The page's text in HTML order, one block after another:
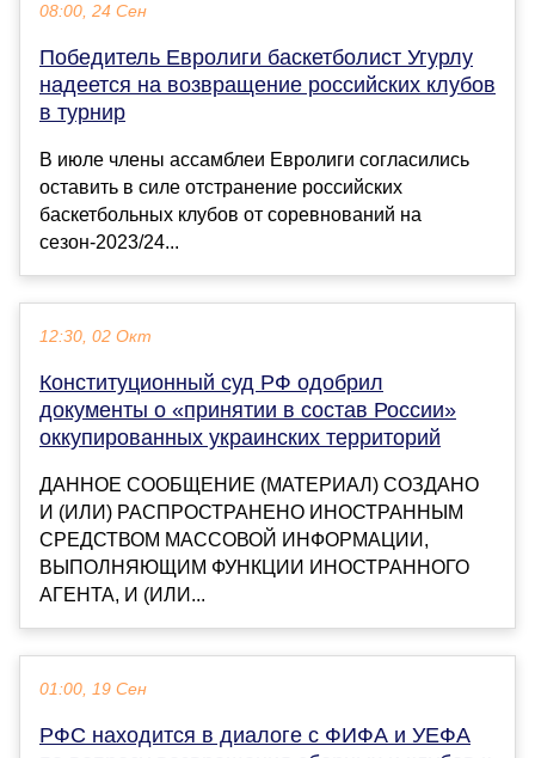
08:00, 24 Сен
Победитель Евролиги баскетболист Угурлу
надеется на возвращение российских клубов
в турнир
В июле члены ассамблеи Евролиги согласились
оставить в силе отстранение российских
баскетбольных клубов от соревнований на
сезон-2023/24...
12:30, 02 Окт
Конституционный суд РФ одобрил
документы о «принятии в состав России»
оккупированных украинских территорий
ДАННОЕ СООБЩЕНИЕ (МАТЕРИАЛ) СОЗДАНО
И (ИЛИ) РАСПРОСТРАНЕНО ИНОСТРАННЫМ
СРЕДСТВОМ МАССОВОЙ ИНФОРМАЦИИ,
ВЫПОЛНЯЮЩИМ ФУНКЦИИ ИНОСТРАННОГО
АГЕНТА, И (ИЛИ...
01:00, 19 Сен
РФС находится в диалоге с ФИФА и УЕФА